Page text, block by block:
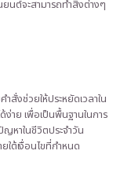
นต์จะสามารถทำสิ่งต่างๆ
งช่วยให้ประหยัดเวลาใน
าย เพื่อเป็นพื้นฐานในการ
ญหาในชีวิตประจำวัน
ต้เงื่อนไขที่กำหนด